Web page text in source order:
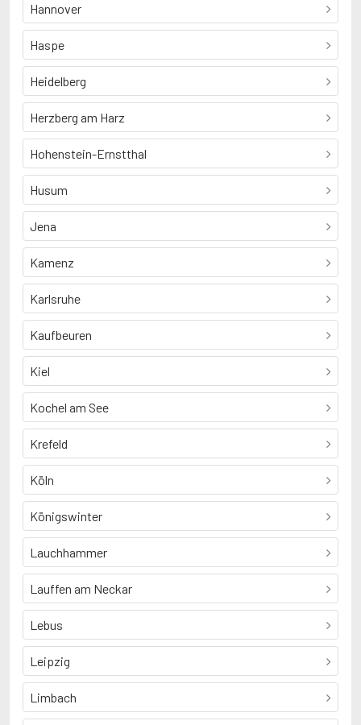
Hannover
Haspe
Heidelberg
Herzberg am Harz
Hohenstein-Ernstthal
Husum
Jena
Kamenz
Karlsruhe
Kaufbeuren
Kiel
Kochel am See
Krefeld
Köln
Königswinter
Lauchhammer
Lauffen am Neckar
Lebus
Leipzig
Limbach